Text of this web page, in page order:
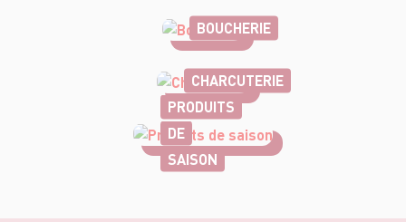
BOUCHERIE
CHARCUTERIE
PRODUITS
DE
SAISON